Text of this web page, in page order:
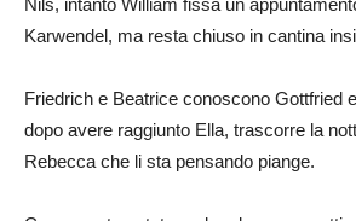
Nils, intanto William fissa un
Karwendel, ma resta chiuso in cantina
Friedrich e Beatrice conoscono Gottfried
dopo avere raggiunto Ella, trascorre la
Rebecca che li sta pensando piange.